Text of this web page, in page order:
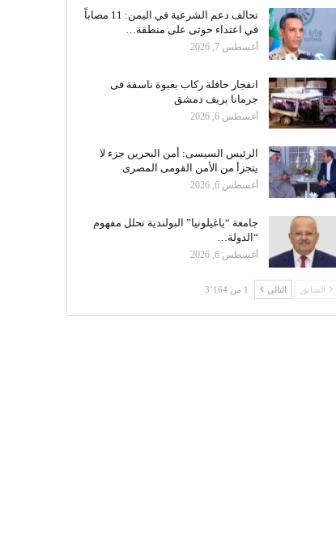
تحالف دعم الشرعية في اليمن: 11 مصاباً
في اعتداء حوثى على منطقة…
أغسطس 7, 2026
انفجار حافلة ركاب بعبوة ناسفة فى
جرمانا بريف دمشق
أغسطس 6, 2026
الرئيس السيسى: أمن البحرين جزء لا
يتجزأ من الأمن القومى المصرى
أغسطس 6, 2026
جامعة “ياغيلونيا” البولندية تحلل مفهوم
“الدولة…
أغسطس 6, 2026
السابق التالي 1 من 3٬164